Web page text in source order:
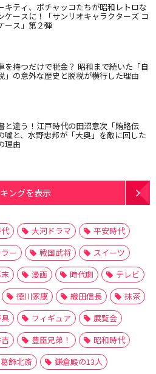
キティ、ポチャッコたちが昭和レトロな
ケースに！「サンリオキャラクターズ コ
ース」第２弾
を持つだけで税金？ 昭和まで続いた「自
」の意外な歴史と脱税が横行した理由
と違う！江戸時代の田沼意次「賄賂伝
嘘と、水野忠邦が「大奥」を敵に回した
理由
ングを表示
大河ドラマ
平安時代
ー 戦国武将
スイーツ
漫画 時代劇
テレビ
徳川家康 織田信長
抹茶
フィギュア
展覧会
豊臣兄弟！
昭和時代
葛飾北斎 鎌倉殿の13人